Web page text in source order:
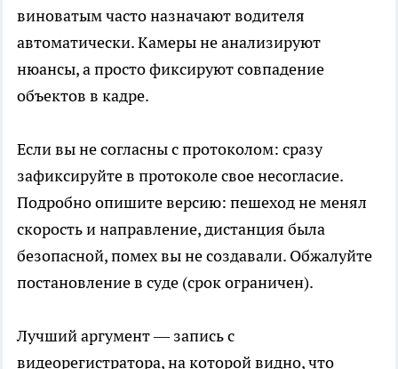
виноватым часто назначают водителя
автоматически. Камеры не анализируют
нюансы, а просто фиксируют совпадение
объектов в кадре.
Если вы не согласны с протоколом: сразу
зафиксируйте в протоколе свое несогласие.
Подробно опишите версию: пешеход не менял
скорость и направление, дистанция была
безопасной, помех вы не создавали. Обжалуйте
постановление в суде (срок ограничен).
Лучший аргумент — запись с
видеорегистратора, на которой видно, что